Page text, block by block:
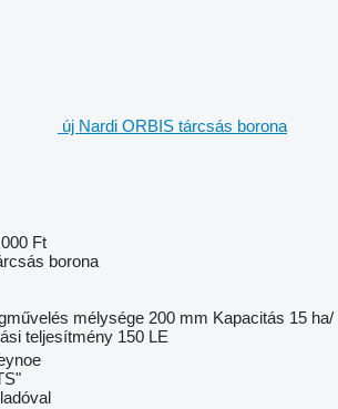
új Nardi ORBIS tárcsás borona
Ft
borona
mélysége 200 mm Kapacitás 15 ha/
teljesítmény 150 LE